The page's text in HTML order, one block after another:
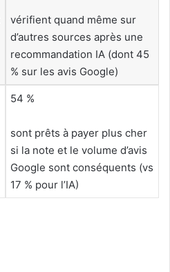
vérifient quand même sur
d’autres sources après une
recommandation IA (dont 45
% sur les avis Google)
54 %
sont prêts à payer plus cher
si la note et le volume d’avis
Google sont conséquents (vs
17 % pour l’IA)